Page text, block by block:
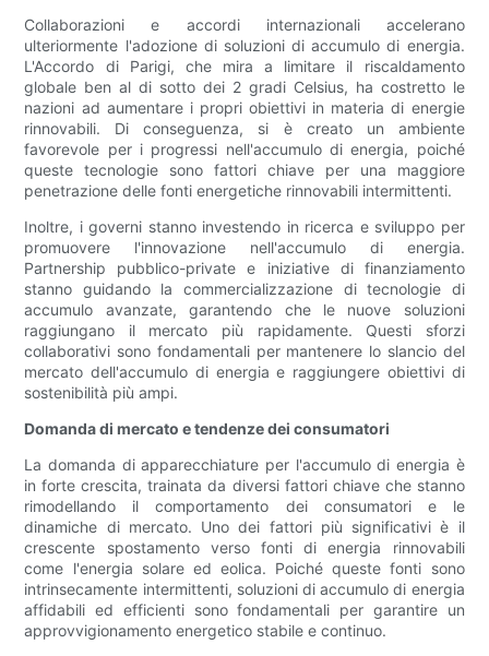
Collaborazioni e accordi internazionali accelerano
ulteriormente l'adozione di soluzioni di accumulo di energia.
L'Accordo di Parigi, che mira a limitare il riscaldamento
globale ben al di sotto dei 2 gradi Celsius, ha costretto le
nazioni ad aumentare i propri obiettivi in ​​materia di energie
rinnovabili. Di conseguenza, si è creato un ambiente
favorevole per i progressi nell'accumulo di energia, poiché
queste tecnologie sono fattori chiave per una maggiore
penetrazione delle fonti energetiche rinnovabili intermittenti.
Inoltre, i governi stanno investendo in ricerca e sviluppo per
promuovere l'innovazione nell'accumulo di energia.
Partnership pubblico-private e iniziative di finanziamento
stanno guidando la commercializzazione di tecnologie di
accumulo avanzate, garantendo che le nuove soluzioni
raggiungano il mercato più rapidamente. Questi sforzi
collaborativi sono fondamentali per mantenere lo slancio del
mercato dell'accumulo di energia e raggiungere obiettivi di
sostenibilità più ampi.
Domanda di mercato e tendenze dei consumatori
La domanda di apparecchiature per l'accumulo di energia è
in forte crescita, trainata da diversi fattori chiave che stanno
rimodellando il comportamento dei consumatori e le
dinamiche di mercato. Uno dei fattori più significativi è il
crescente spostamento verso fonti di energia rinnovabili
come l'energia solare ed eolica. Poiché queste fonti sono
intrinsecamente intermittenti, soluzioni di accumulo di energia
affidabili ed efficienti sono fondamentali per garantire un
approvvigionamento energetico stabile e continuo.